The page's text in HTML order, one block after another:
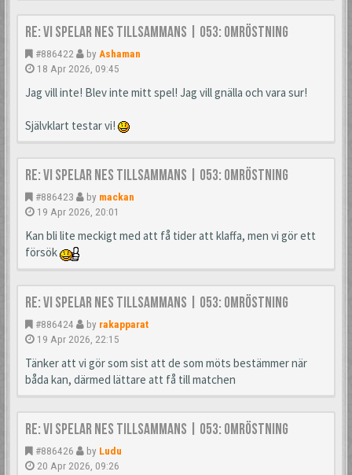
Re: Vi spelar NES tillsammans | 053: Omröstning
#886422 by Ashaman
18 Apr 2026, 09:45
Jag vill inte! Blev inte mitt spel! Jag vill gnälla och vara sur!
Självklart testar vi!
Re: Vi spelar NES tillsammans | 053: Omröstning
#886423 by mackan
19 Apr 2026, 20:01
Kan bli lite meckigt med att få tider att klaffa, men vi gör ett
försök
Re: Vi spelar NES tillsammans | 053: Omröstning
#886424 by rakapparat
19 Apr 2026, 22:15
Tänker att vi gör som sist att de som möts bestämmer när
båda kan, därmed lättare att få till matchen
Re: Vi spelar NES tillsammans | 053: Omröstning
#886426 by Ludu
20 Apr 2026, 09:26